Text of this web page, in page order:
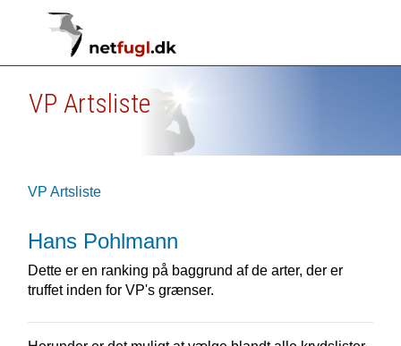
VP Artsliste
VP Artsliste
Hans Pohlmann
Dette er en ranking på baggrund af de arter, der er
truffet inden for VP's grænser.